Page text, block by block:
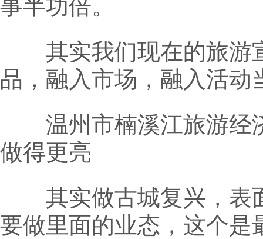
事半功倍。
其实我们现在的旅游
品，融入市场，融入活
温州市楠溪江旅游经
做得更亮
其实做古城复兴，表
要做里面的业态，这个是